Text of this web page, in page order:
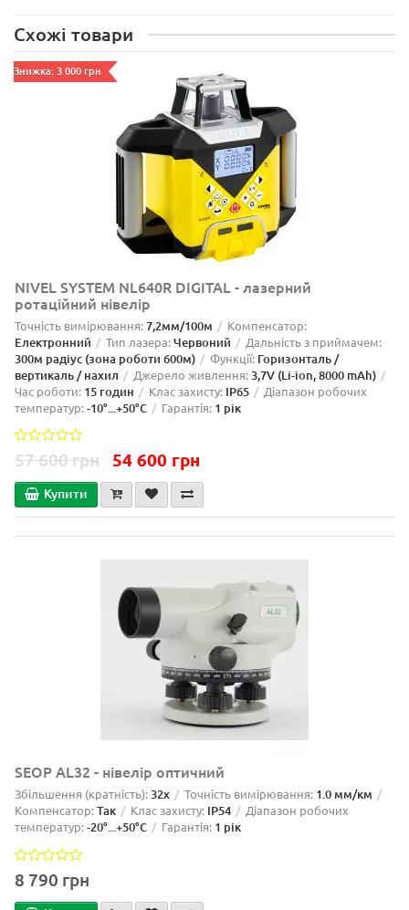
Схожі товари
Знижка: 3 000 грн
NIVEL SYSTEM NL640R DIGITAL - лазерний
ротаційний нівелір
Точність вимірювання:7,2мм/100м Компенсатор:
Електронний Тип лазера:Червоний Дальність з приймачем:
300м радіус (зона роботи 600м) Функції: Горизонталь /
вертикаль / нахил
Джерело живлення:3,7V (Li-ion, 8000 mAh)
Час роботи: 15 годин Клас захисту: IP65
Діапазон робочих
температур:-10°...+50°C Гарантія: 1 рік
57 600 грн 54 600 грн
Купити
SEOP AL32 - нівелір оптичний
Збільшення (кратність):32x Точність вимірювання: 1.0 мм/км
Компенсатор:Так Клас захисту: IP54
Діапазон робочих
температур:-20°...+50°C Гарантія: 1 рік
8 790 грн